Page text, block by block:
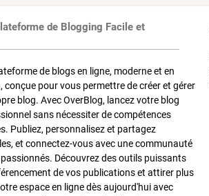
de Blogging Facile et
de blogs en ligne, moderne et en
pour vous permettre de créer et gérer
blog. Avec OverBlog, lancez votre blog
sans nécessiter de compétences
Publiez, personnalisez et partagez
et connectez-vous avec une communauté
Découvrez des outils puissants
de vos publications et attirer plus
espace en ligne dès aujourd'hui avec